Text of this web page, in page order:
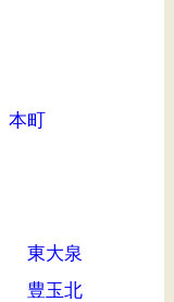
本町
東大泉
豊玉北